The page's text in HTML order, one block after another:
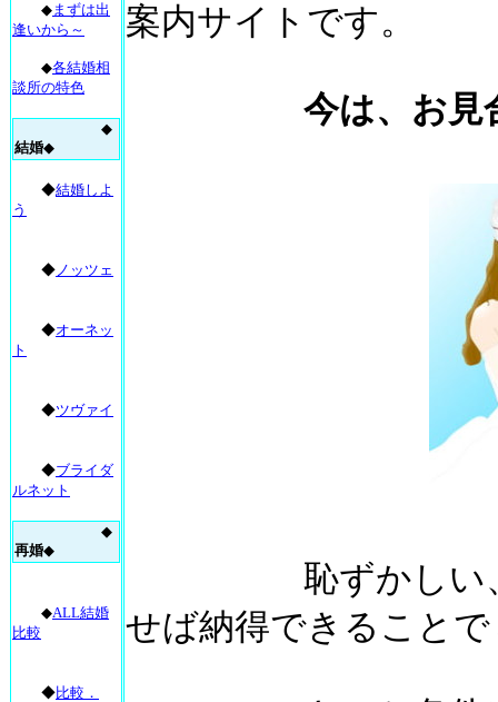
案内サイトです。
今は、お見合い
恥ずかしい、ちょ
せば納得できること
◆まずは出
逢いから～
◆各結婚相
談所の特色
◆
結婚◆
◆結婚しよ
う
◆ノッツェ
◆オーネッ
ト
◆ツヴァイ
◆ブライダ
ルネット
◆
再婚◆
◆ALL結婚
比較
◆比較．